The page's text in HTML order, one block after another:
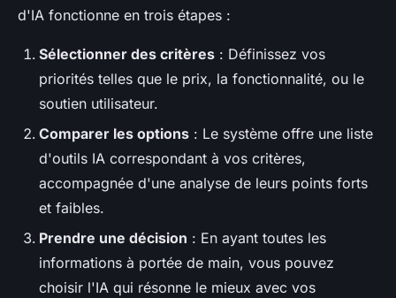
d'IA fonctionne en trois étapes :
Sélectionner des critères : Définissez vos
priorités telles que le prix, la fonctionnalité, ou le
soutien utilisateur.
Comparer les options : Le système offre une liste
d'outils IA correspondant à vos critères,
accompagnée d'une analyse de leurs points forts
et faibles.
Prendre une décision : En ayant toutes les
informations à portée de main, vous pouvez
choisir l'IA qui résonne le mieux avec vos